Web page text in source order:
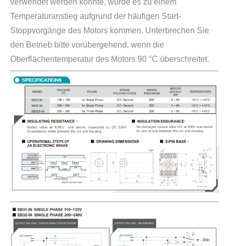
verwendet werden könnte, würde es zu einem
Temperaturanstieg aufgrund der häufigen Start-
Stoppvorgänge des Motors kommen. Unterbrechen Sie
den Betrieb bitte vorübergehend, wenn die
Oberflächentemperatur des Motors 90 °C überschreitet.